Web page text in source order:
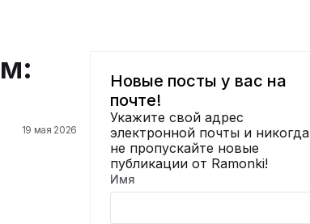
19 мая 2026
Новые посты у вас на
почте!
Укажите свой адрес
электронной почты и никогда
не пропускайте новые
публикации от Ramonki!
Имя